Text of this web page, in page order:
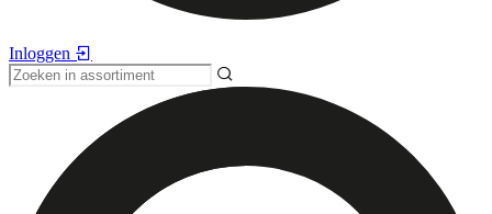
Inloggen